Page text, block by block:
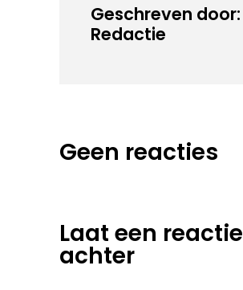
Geschreven door:
Redactie
Geen reacties
Laat een reactie
achter